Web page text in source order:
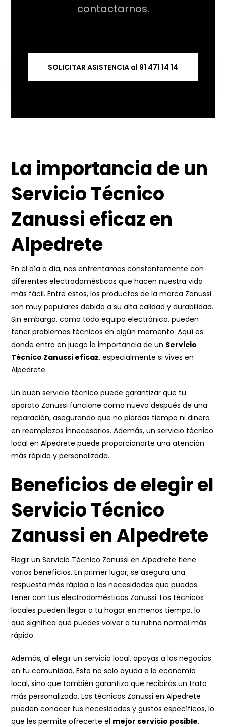
contactarnos.
SOLICITAR ASISTENCIA al 91 471 14 14
La importancia de un
Servicio Técnico
Zanussi eficaz en
Alpedrete
En el día a día, nos enfrentamos constantemente con
diferentes electrodomésticos que hacen nuestra vida
más fácil. Entre estos, los productos de la marca Zanussi
son muy populares debido a su alta calidad y durabilidad.
Sin embargo, como todo equipo electrónico, pueden
tener problemas técnicos en algún momento. Aquí es
donde entra en juego la importancia de un Servicio
Técnico Zanussi eficaz, especialmente si vives en
Alpedrete.
Un buen servicio técnico puede garantizar que tu
aparato Zanussi funcione como nuevo después de una
reparación, asegurando que no pierdas tiempo ni dinero
en reemplazos innecesarios. Además, un servicio técnico
local en Alpedrete puede proporcionarte una atención
más rápida y personalizada.
Beneficios de elegir el
Servicio Técnico
Zanussi en Alpedrete
Elegir un Servicio Técnico Zanussi en Alpedrete tiene
varios beneficios. En primer lugar, se asegura una
respuesta más rápida a las necesidades que puedas
tener con tus electrodomésticos Zanussi. Los técnicos
locales pueden llegar a tu hogar en menos tiempo, lo
que significa que puedes volver a tu rutina normal más
rápido.
Además, al elegir un servicio local, apoyas a los negocios
en tu comunidad. Esto no solo ayuda a la economía
local, sino que también garantiza que recibirás un trato
más personalizado. Los técnicos Zanussi en Alpedrete
pueden conocer tus necesidades y gustos específicos, lo
que les permite ofrecerte el mejor servicio posible.